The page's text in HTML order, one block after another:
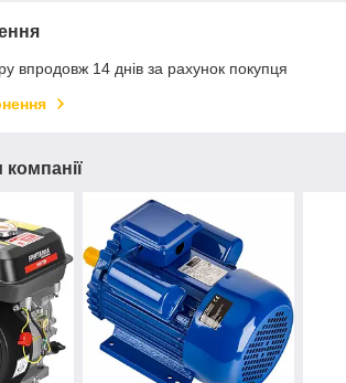
впродовж 14 днів за рахунок покупця
компанії